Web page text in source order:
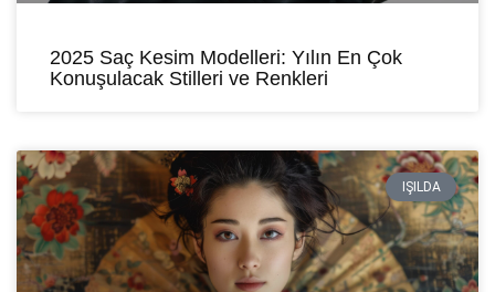
2025 Saç Kesim Modelleri: Yılın En Çok
Konuşulacak Stilleri ve Renkleri
IŞILDA